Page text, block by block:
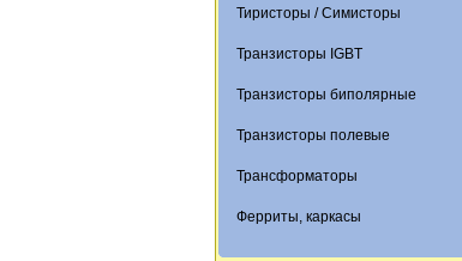
Тиристоры / Симисторы
Транзисторы IGBT
Транзисторы биполярные
Транзисторы полевые
Трансформаторы
Ферриты, каркасы